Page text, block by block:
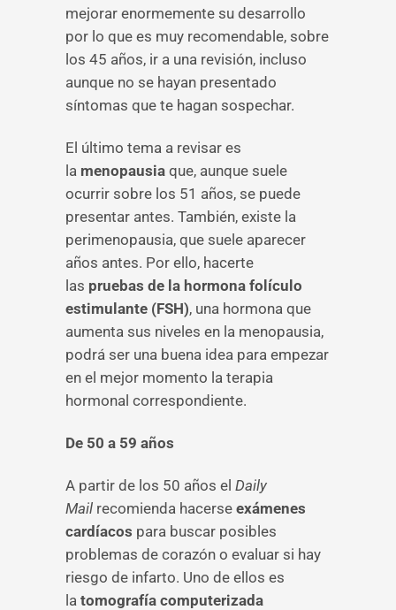
mejorar enormemente su desarrollo
por lo que es muy recomendable, sobre
los 45 años, ir a una revisión, incluso
aunque no se hayan presentado
síntomas que te hagan sospechar.
El último tema a revisar es
la menopausia que, aunque suele
ocurrir sobre los 51 años, se puede
presentar antes. También, existe la
perimenopausia, que suele aparecer
años antes. Por ello, hacerte
las pruebas de la hormona folículo
estimulante (FSH), una hormona que
aumenta sus niveles en la menopausia,
podrá ser una buena idea para empezar
en el mejor momento la terapia
hormonal correspondiente.
De 50 a 59 años
A partir de los 50 años el Daily
Mail recomienda hacerse exámenes
cardíacos para buscar posibles
problemas de corazón o evaluar si hay
riesgo de infarto. Uno de ellos es
la tomografía computerizada